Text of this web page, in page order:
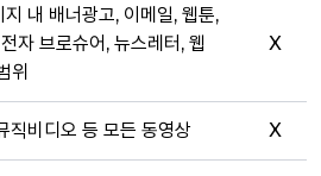
내 배너광고, 이메일, 웹툰,
자 브로슈어, 뉴스레터, 웹
위
X
직비디오 등 모든 동영상 X